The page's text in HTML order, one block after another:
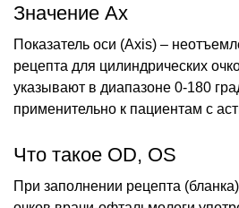
Значение Ax
Показатель оси (Axis) –
рецепта для цилиндрических
указывают в диапазоне 0-180
применительно к пациентам с
Что такое OD, OS
При заполнении рецепта